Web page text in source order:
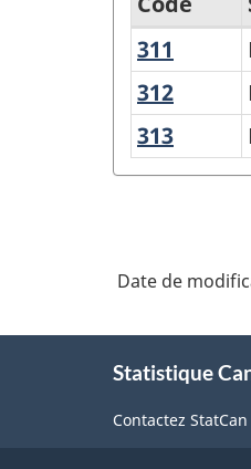
nationale
des
version
-
Structure
de
311
des
soins
santé
services
de
312
en
et
313
des
Date de
Statistique
Contactez StatCan